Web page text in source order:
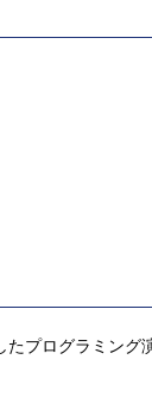
プログラミング